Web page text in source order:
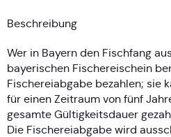
Beschreibung
Wer in Bayern den Fischfang
bayerischen Fischereischein
Fischereiabgabe bezahlen; sie
für einen Zeitraum von fünf
gesamte Gültigkeitsdauer
Die Fischereiabgabe wird